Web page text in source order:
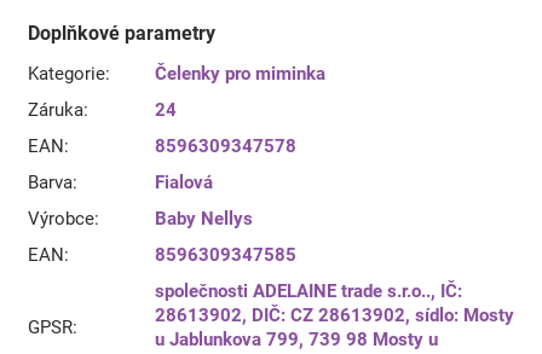
Doplňkové parametry
Kategorie:
Čelenky pro miminka
Záruka:
24
EAN:
8596309347578
Barva:
Fialová
Výrobce:
Baby Nellys
EAN: 8596309347585
GPSR:
společnosti ADELAINE trade s.r.o.., IČ:
28613902, DIČ: CZ 28613902, sídlo: Mosty
u Jablunkova 799, 739 98 Mosty u